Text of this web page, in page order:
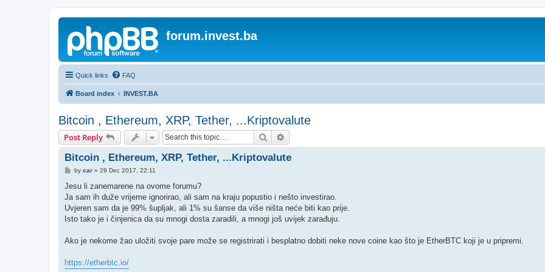
forum.invest.ba
Quick links FAQ
Board index INVEST.BA
Bitcoin , Ethereum, XRP, Tether, ...Kriptovalute
Post Reply Search
Bitcoin , Ethereum, XRP, Tether, ...Kriptovalute
P
s
by car» 29 Dec 2017, 22:11
Jesu li zanemarene na ovome forumu?
Ja sam ih duže vrijeme ignorirao, ali sam na kraju popustio i nešto investirao.
Uvjeren sam da je 99% šupljak, ali 1% su šanse da više ništa neće biti kao prije.
Isto tako je i činjenica da su mnogi dosta zaradili, a mnogi još uvijek zarađuju.
Ako je nekome žao uložiti svoje pare može se registrirati i besplatno dobiti neke nove coine kao što je EtherBTC koji je u pripremi.
https://etherbtc.io/